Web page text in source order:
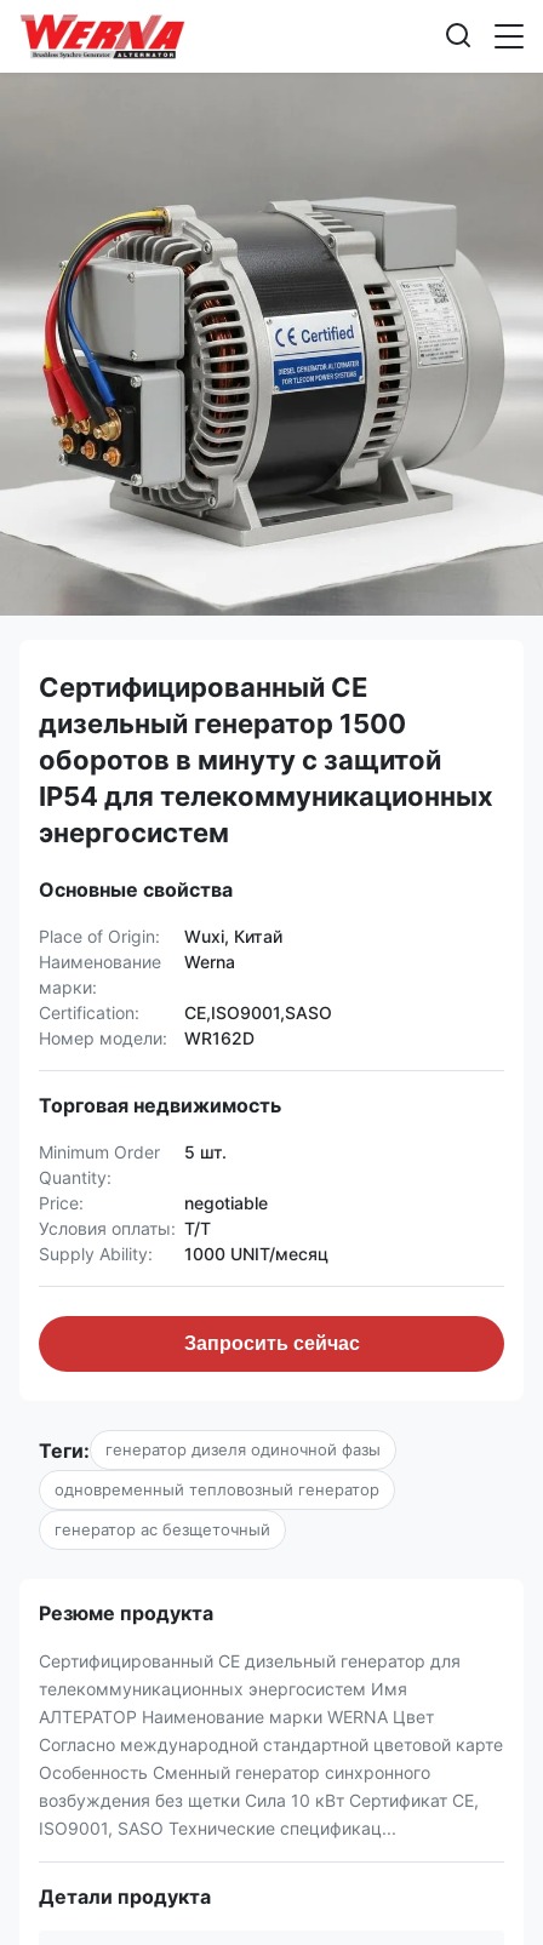
Сертифицированный CE
дизельный генератор 1500
оборотов в минуту с защитой
IP54 для телекоммуникационных
энергосистем
Основные свойства
Place of Origin:
Wuxi, Китай
Наименование
марки:
Werna
Certification:
CE,ISO9001,SASO
Номер модели:
WR162D
Торговая недвижимость
Minimum Order
Quantity:
5 шт.
Price:
negotiable
Условия оплаты: Т/Т
Supply Ability:
1000 UNIT/месяц
Запросить сейчас
Теги: генератор дизеля одиночной фазы
одновременный тепловозный генератор
генератор ac безщеточный
Резюме продукта
Сертифицированный CE дизельный генератор для
телекоммуникационных энергосистем Имя
АЛТЕРАТОР Наименование марки WERNA Цвет
Согласно международной стандартной цветовой карте
Особенность Сменный генератор синхронного
возбуждения без щетки Сила 10 кВт Сертификат CE,
ISO9001, SASO Технические спецификац...
Детали продукта